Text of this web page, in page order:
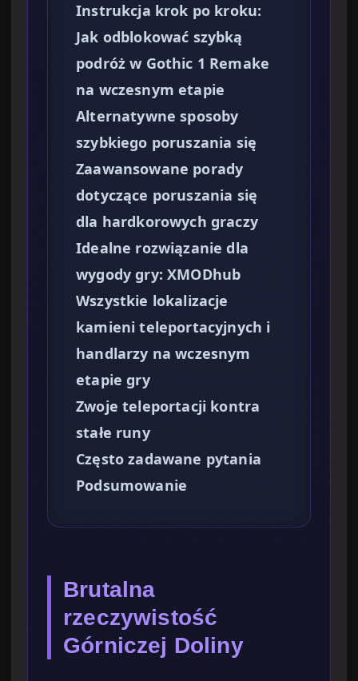
Instrukcja krok po kroku:
Jak odblokować szybką
podróż w Gothic 1 Remake
na wczesnym etapie
Alternatywne sposoby
szybkiego poruszania się
Zaawansowane porady
dotyczące poruszania się
dla hardkorowych graczy
Idealne rozwiązanie dla
wygody gry: XMODhub
Wszystkie lokalizacje
kamieni teleportacyjnych i
handlarzy na wczesnym
etapie gry
Zwoje teleportacji kontra
stałe runy
Często zadawane pytania
Podsumowanie
Brutalna
rzeczywistość
Górniczej Doliny